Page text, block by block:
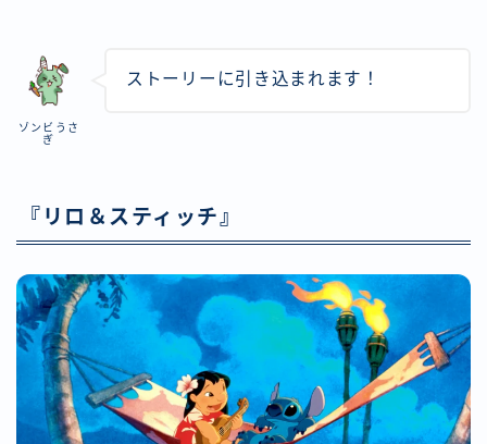
ゾンビうさ
ぎ
ストーリーに引き込まれます！
『リロ＆スティッチ』